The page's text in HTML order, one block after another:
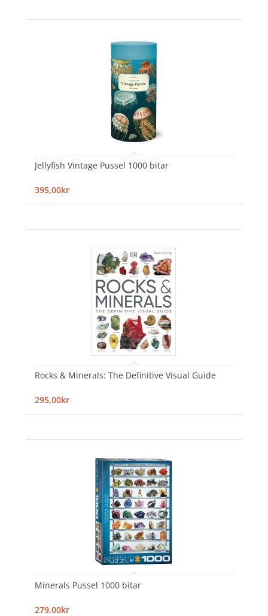
Jellyfish Vintage Pussel 1000 bitar
395,00kr
Rocks & Minerals: The Definitive Visual Guide
295,00kr
Minerals Pussel 1000 bitar
279,00kr